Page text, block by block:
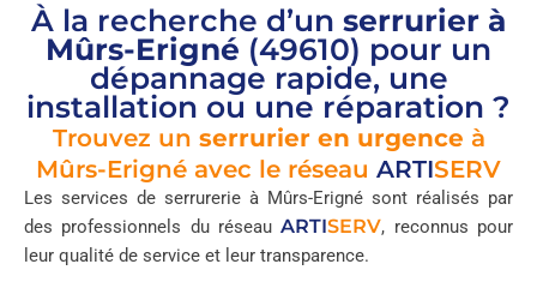
À la recherche d’un serrurier à
Mûrs-Erigné (49610) pour un
dépannage rapide, une
installation ou une réparation ?
Trouvez un serrurier en urgence à
Mûrs-Erigné avec le réseau ARTISERV
Les services de serrurerie à Mûrs-Erigné sont réalisés par
des professionnels du réseauARTISERV, reconnus pour
leur qualité de service et leur transparence.